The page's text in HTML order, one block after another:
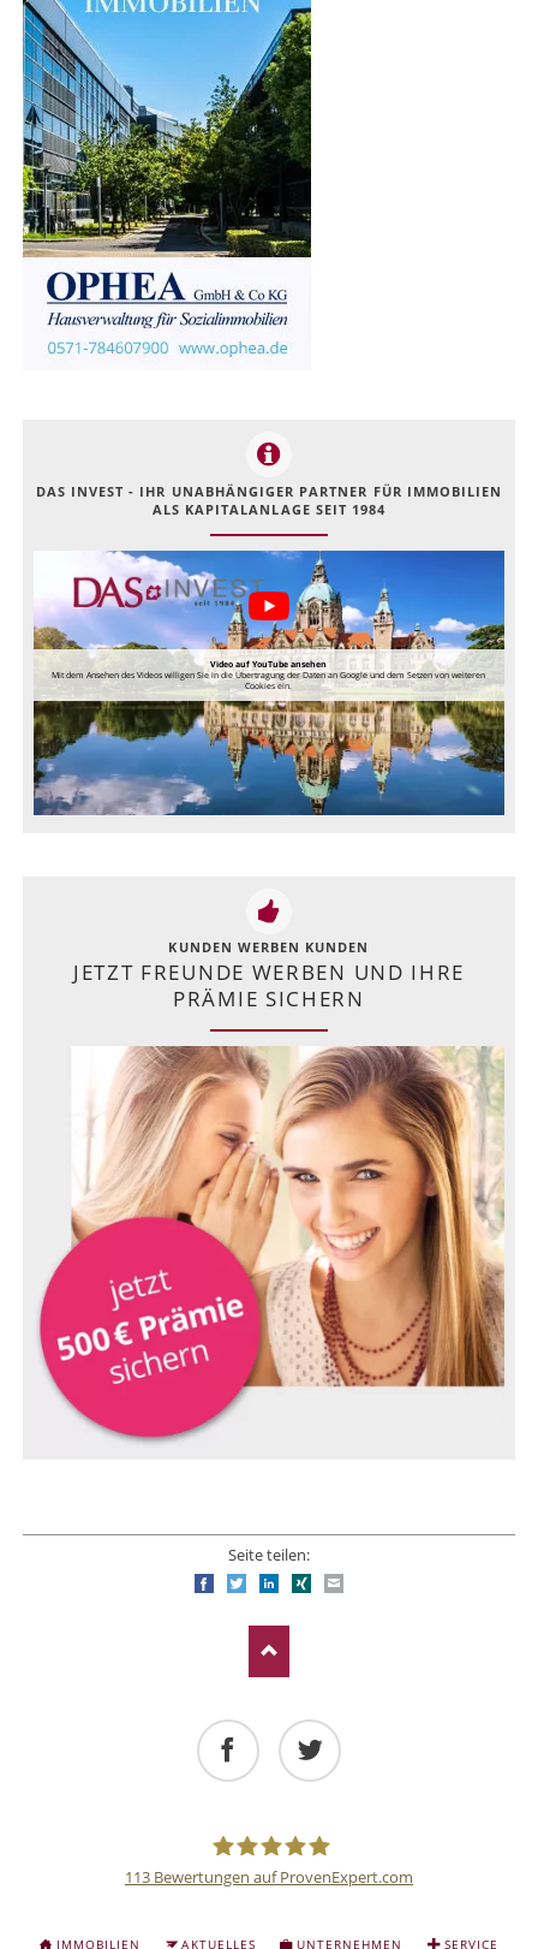
DAS INVEST - IHR UNABHÄNGIGER PARTNER FÜR IMMOBILIEN
ALS KAPITALANLAGE SEIT 1984
Video auf YouTube ansehen
Mit dem Ansehen des Videos willigen Sie in die Übertragung der Daten an Google und dem Setzen von weiteren
Cookies ein.
KUNDEN WERBEN KUNDEN
JETZT FREUNDE WERBEN UND IHRE
PRÄMIE SICHERN
Seite teilen:
FacebookTwitterLinkedIn
Xing
113 Bewertungen auf ProvenExpert.com
NAVIGATION
IMMOBILIEN AKTUELLES UNTERNEHMEN SERVICE